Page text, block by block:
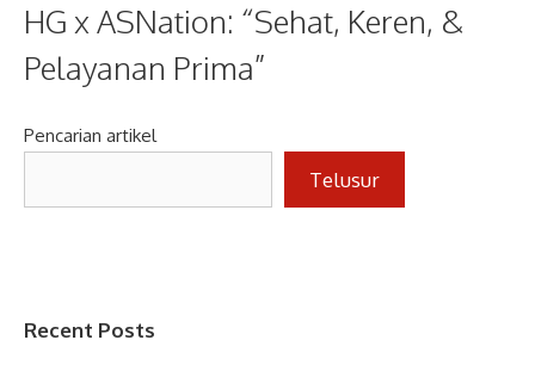
HG x ASNation: “Sehat, Keren, &
Pelayanan Prima”
Pencarian artikel
Telusur
Recent Posts